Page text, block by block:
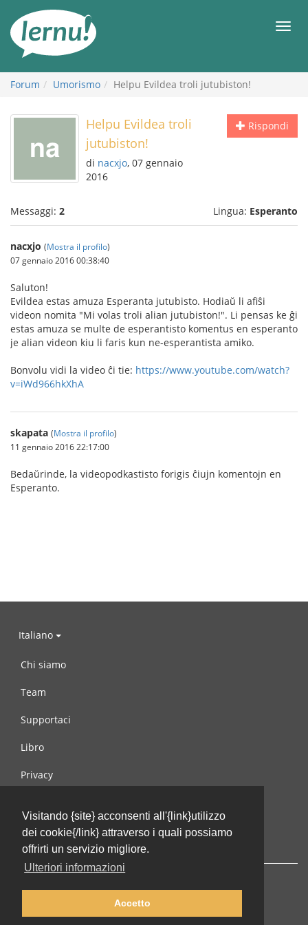
Visitando {site} acconsenti all'{link}utilizzo
dei cookie{/link} attraverso i quali possiamo
offrirti un servizio migliore.
Ulteriori informazioni
Accetto
all’indice
Forum Umorismo Helpu Evildea troli jutubiston!
Rispondi
Helpu Evildea troli
jutubiston!
di nacxjo, 07 gennaio
2016
Messaggi: 2 Lingua: Esperanto
nacxjo (Mostra il profilo)
07 gennaio 2016 00:38:40
Saluton!
Evildea estas amuza Esperanta jutubisto. Hodiaŭ li afiŝi
videon nomita "Mi volas troli alian jutubiston!". Li pensas ke ĝi
estas amuza se multe de esperantisto komentus en esperanto
je alian videon kiu li faris kun ne-esperantista amiko.
Bonvolu vidi la video ĉi tie: https://www.youtube.com/watch?
v=iWd966hkXhA
skapata (Mostra il profilo)
11 gennaio 2016 22:17:00
Bedaŭrinde, la videopodkastisto forigis ĉiujn komentojn en
Esperanto.
Italiano
Chi siamo
Team
Supportaci
Libro
Privacy
Contattaci
© 2002-2026 lernu.net |Impressum